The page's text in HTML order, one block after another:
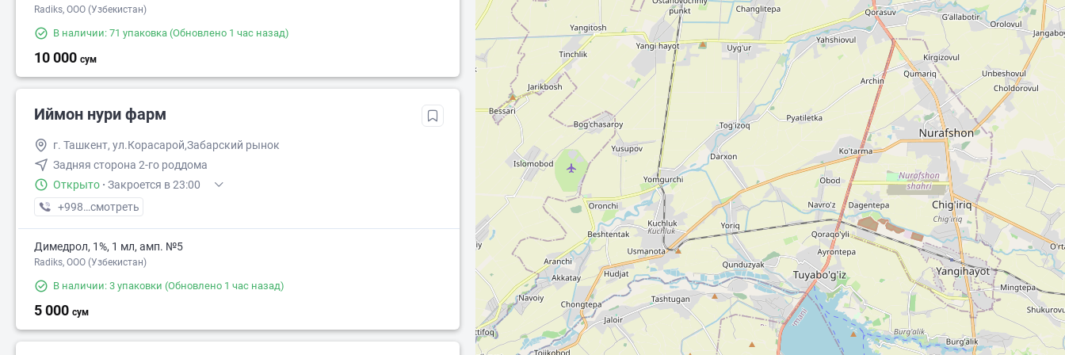
Radiks, ООО (Узбекистан)
В наличии: 71 упаковка (Обновлено 1 час назад)
10 000 сум
Иймон нури фарм
г. Ташкент, ул.Корасарой,Забарский рынок
Задняя сторона 2-го роддома
Открыто · Закроется в 23:00
+998 (99) XXX-XX-XX
смотреть
Димедрол, 1%, 1 мл, амп. №5
Radiks, ООО (Узбекистан)
В наличии: 3 упаковки (Обновлено 1 час назад)
5 000 сум